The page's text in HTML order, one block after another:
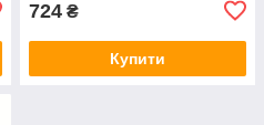
724 ₴
Купити